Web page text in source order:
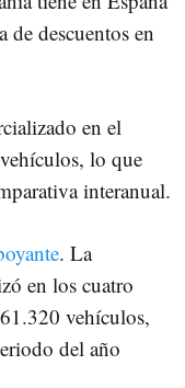
de descuentos en
en el
lo que
interanual.
. La
en los cuatro
vehículos,
del año